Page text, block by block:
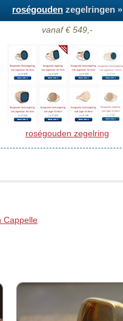
roségouden zegelringen »
vanaf € 549,-
roségouden zegelring
Cappelle